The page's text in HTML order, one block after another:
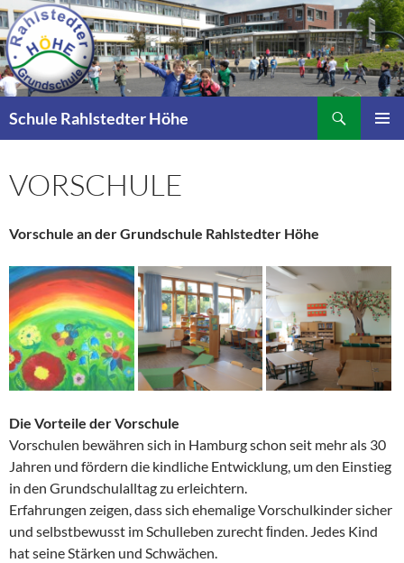
Zum
Inhalt
springen
Schule Rahlstedter Höhe
VORSCHULE
Vorschule an der Grundschule Rahlstedter Höhe
Die Vorteile der Vorschule
Vorschulen bewähren sich in Hamburg schon seit mehr als 30
Jahren und fördern die kindliche Entwicklung, um den Einstieg
in den Grundschulalltag zu erleichtern.
Erfahrungen zeigen, dass sich ehemalige Vorschulkinder sicher
und selbstbewusst im Schulleben zurecht ﬁnden. Jedes Kind
hat seine Stärken und Schwächen.